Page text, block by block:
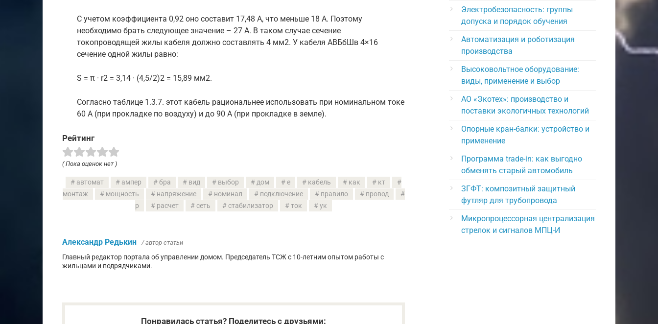
С учетом коэффициента 0,92 оно составит 17,48 А, что меньше 18 А. Поэтому
необходимо брать следующее значение – 27 А. В таком случае сечение
токопроводящей жилы кабеля должно составлять 4 мм2. У кабеля ABБбШв 4×16
сечение одной жилы равно:
S = π · r2 = 3,14 · (4,5/2)2 = 15,89 мм2.
Согласно таблице 1.3.7. этот кабель рациональнее использовать при номинальном токе
60 А (при прокладке по воздуху) и до 90 А (при прокладке в земле).
Рейтинг
( Пока оценок нет )
автомат ампер бра вид выбор дом е кабель как
кт
монтаж
мощность напряжение номинал подключение правило
провод
р
расчет сеть стабилизатор ток ук
Александр Редькин / автор статьи
Главный редактор портала об управлении домом. Председатель ТСЖ с 10-летним опытом работы с
жильцами и подрядчиками.
Понравилась статья? Поделитесь с друзьями:
Электробезопасность: группы
допуска и порядок обучения
Автоматизация и роботизация
производства
Высоковольтное оборудование:
виды, применение и выбор
АО «Экотех»: производство и
поставки экологичных технологий
Опорные кран-балки: устройство и
применение
Программа trade-in: как выгодно
обменять старый автомобиль
ЗГФТ: композитный защитный
футляр для трубопровода
Микропроцессорная централизация
стрелок и сигналов МПЦ-И